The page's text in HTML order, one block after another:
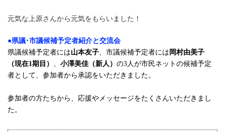
元気な上原さんから元気をもらいました！
●県議･市議候補予定者紹介と交流会
県議候補予定者には山本友子、市議候補予定者には 岡村由美子
（現在1期目） 、 小澤美佳（新人） の3人が市民ネットの候補予定
者として、参加者から承認をいただきました。
参加者の方たちから、応援やメッセージをたくさんいただきまし
た。